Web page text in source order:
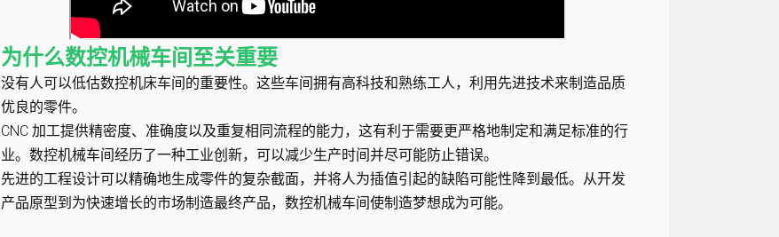
为什么数控机械车间至关重要
没有人可以低估数控机床车间的重要性。这些车间拥有高科技和熟练工人，利用先进技术来制造品质
优良的零件。
CNC 加工提供精密度、准确度以及重复相同流程的能力，这有利于需要更严格地制定和满足标准的行
业。数控机械车间经历了一种工业创新，可以减少生产时间并尽可能防止错误。
先进的工程设计可以精确地生成零件的复杂截面，并将人为插值引起的缺陷可能性降到最低。从开发
产品原型到为快速增长的市场制造最终产品，数控机械车间使制造梦想成为可能。